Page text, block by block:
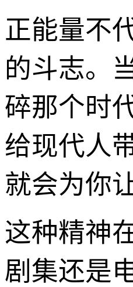
正能量不
的斗志。
碎那个时
给现代人
就会为你
这种精神
剧集还是